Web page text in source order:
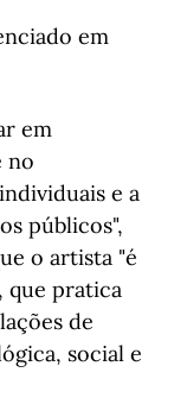
em
em
no
e a
públicos",
o artista "é
que pratica
de
social e